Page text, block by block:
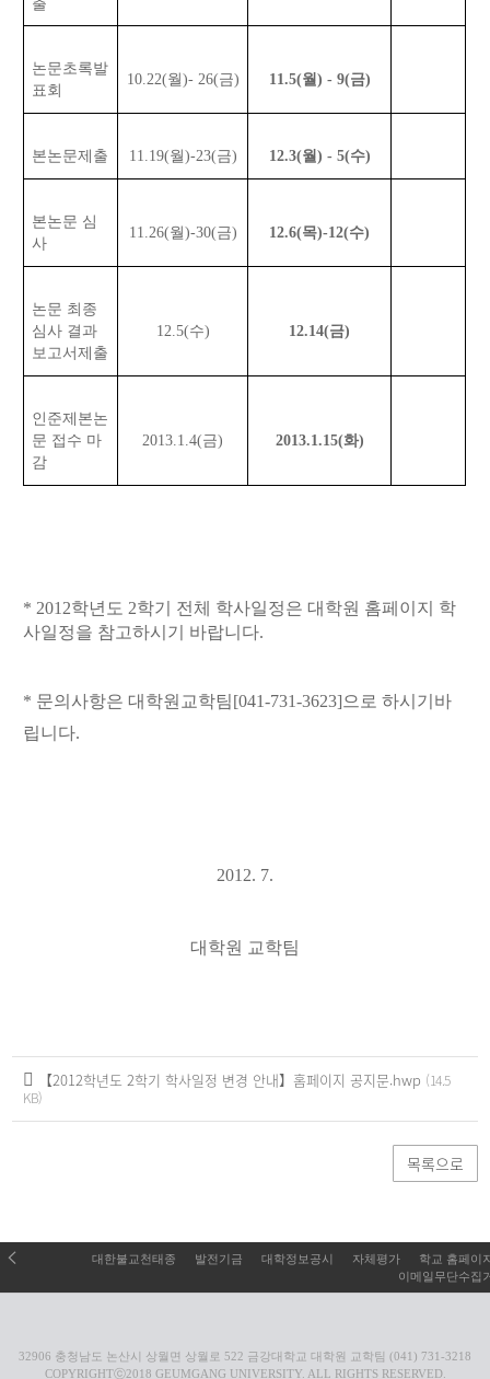
출
논문초록발
표회
10.22(월)- 26(금) 11.5(월) - 9(금)
본논문제출 11.19(월)-23(금) 12.3(월) - 5(수)
본논문 심
사
11.26(월)-30(금) 12.6(목)-12(수)
논문 최종
심사 결과
보고서제출
12.5(수) 12.14(금)
인준제본논
문 접수 마
감
2013.1.4(금) 2013.1.15(화)
* 2012학년도 2학기 전체 학사일정은 대학원 홈페이지 학
사일정을 참고하시기 바랍니다.
* 문의사항은 대학원교학팀[041-731-3623]으로 하시기바
립니다.
2012. 7.
대학원 교학팀
【2012학년도 2학기 학사일정 변경 안내】홈페이지 공지문.hwp (14.5
KB)
목록으로
대한불교천태종 발전기금 대학정보공시 자체평가
학교 홈페이
이메일무단수집
32906 충청남도 논산시 상월면 상월로 522 금강대학교 대학원 교학팀 (041) 731-3218
COPYRIGHTⓒ2018 GEUMGANG UNIVERSITY. ALL RIGHTS RESERVED.